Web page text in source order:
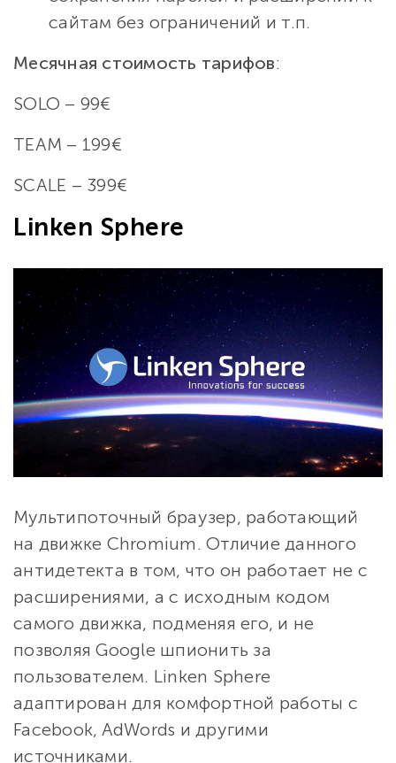
сайтам без ограничений и т.п.
Месячная стоимость тарифов:
SOLO – 99€
TEAM – 199€
SCALE – 399€
Linken Sphere
Мультипоточный браузер, работающий
на движке Chromium. Отличие данного
антидетекта в том, что он работает не с
расширениями, а с исходным кодом
самого движка, подменяя его, и не
позволяя Google шпионить за
пользователем. Linken Sphere
адаптирован для комфортной работы с
Facebook, AdWords и другими
источниками.